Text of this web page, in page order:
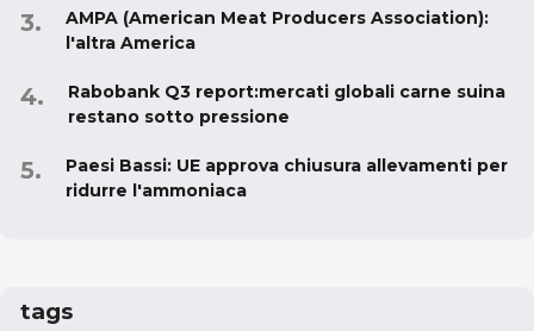
AMPA (American Meat Producers Association):
l'altra America
Rabobank Q3 report:mercati globali carne suina
restano sotto pressione
Paesi Bassi: UE approva chiusura allevamenti per
ridurre l'ammoniaca
tags